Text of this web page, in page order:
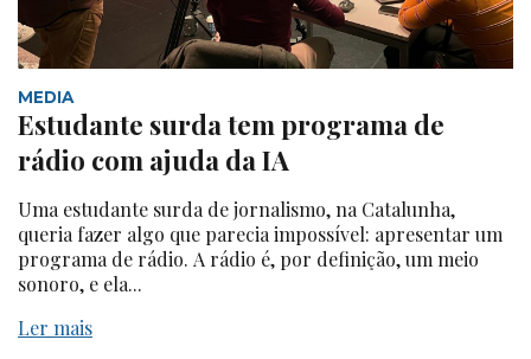
MEDIA
Estudante surda tem programa de
rádio com ajuda da IA
Uma estudante surda de jornalismo, na Catalunha,
queria fazer algo que parecia impossível: apresentar um
programa de rádio. A rádio é, por definição, um meio
sonoro, e ela...
Ler mais